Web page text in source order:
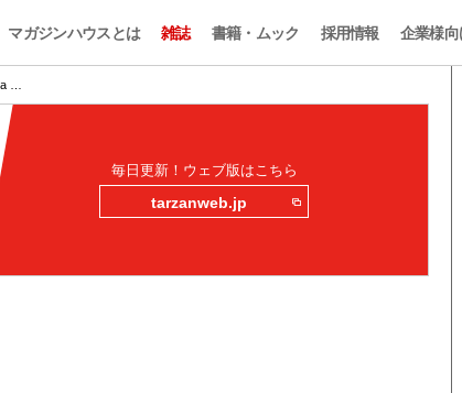
マガジンハウスとは 雑誌 書籍・ムック 採用情報 企業様
…
毎日更新！ウェブ版はこちら
tarzanweb.jp